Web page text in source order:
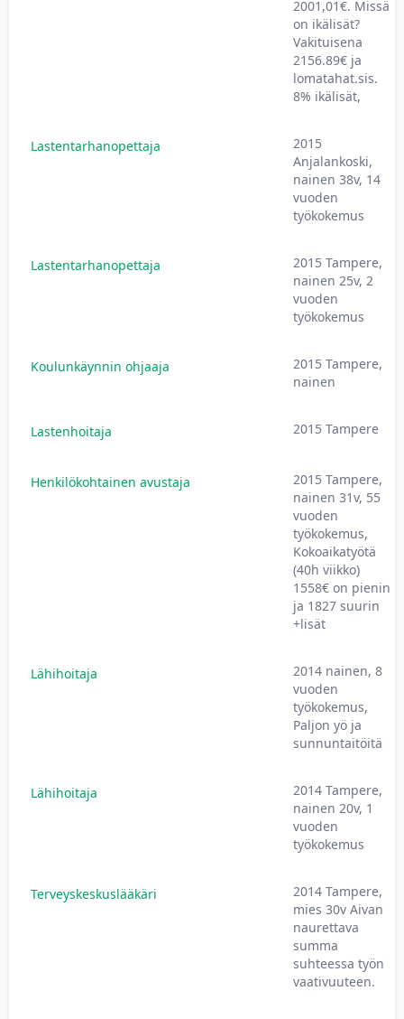
2001,01€. Missä
on ikälisät?
Vakituisena
2156.89€ ja
lomatahat.sis.
8% ikälisät,
Lastentarhanopettaja
2015
Anjalankoski,
nainen 38v, 14
vuoden
työkokemus
Lastentarhanopettaja
2015 Tampere,
nainen 25v, 2
vuoden
työkokemus
Koulunkäynnin ohjaaja
2015 Tampere,
nainen
Lastenhoitaja 2015 Tampere
Henkilökohtainen avustaja
2015 Tampere,
nainen 31v, 55
vuoden
työkokemus,
Kokoaikatyötä
(40h viikko)
1558€ on pienin
ja 1827 suurin
+lisät
Lähihoitaja
2014 nainen, 8
vuoden
työkokemus,
Paljon yö ja
sunnuntaitöitä
Lähihoitaja
2014 Tampere,
nainen 20v, 1
vuoden
työkokemus
Terveyskeskuslääkäri
2014 Tampere,
mies 30v Aivan
naurettava
summa
suhteessa työn
vaativuuteen.